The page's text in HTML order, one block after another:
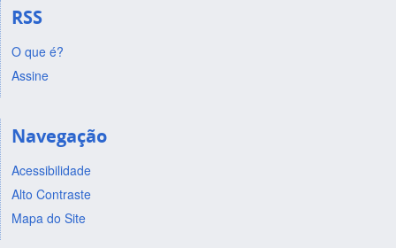
RSS
O que é?
Assine
Navegação
Acessibilidade
Alto Contraste
Mapa do Site